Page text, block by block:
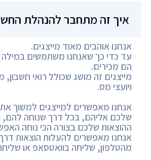
איך זה מתחבר להנהלת
אנחנו אוהבים מאוד מייצגים.
עד כדי כך שאנחנו משתמשים במילה
הם מכירים.
מייצגים זה מושג שכולל רואי חשבון,
ויועצי מס.
אנחנו מאפשרים למייצגים למשוך
שלכם אליהם, בכל דרך שנוחה
ההוצאות שלכם בצורה הכי נוחה
אנחנו מאפשרים להעלות הוצאות
מהטלפון, שליחה בוואטסאפ או